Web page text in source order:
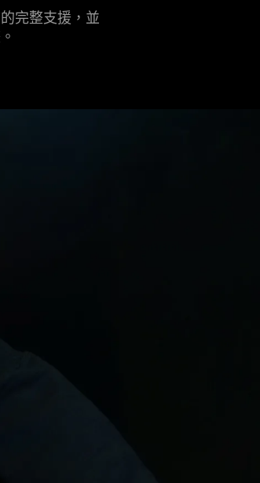
完整支援，並
。